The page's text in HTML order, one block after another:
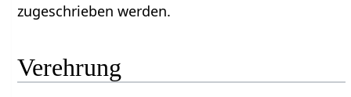
zugeschrieben werden.
Verehrung